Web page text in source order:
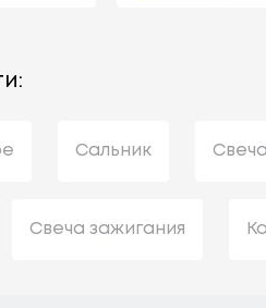
Сальник
Свеча зажигания